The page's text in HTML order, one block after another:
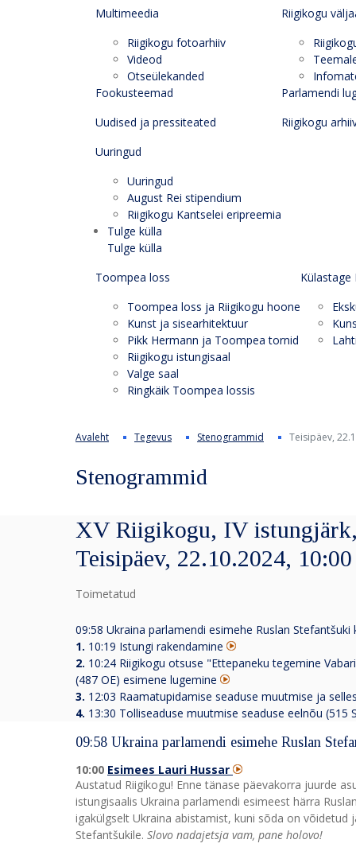
Multimeedia
Riigikogu fotoarhiiv
Videod
Otseülekanded
Fookusteemad
Uudised ja pressiteated
Uuringud
Uuringud
August Rei stipendium
Riigikogu Kantselei eripreemia
Riigikogu
Parlamendi
Riigikogu
Tulge külla
Tulge külla
Toompea loss
Toompea loss ja Riigikogu hoone
Kunst ja sisearhitektuur
Pikk Hermann ja Toompea tornid
Riigikogu istungisaal
Valge saal
Ringkäik Toompea lossis
Külastage
Avaleht Tegevus Stenogrammid Teisipäev,
Stenogrammid
XV Riigikogu, IV
Teisipäev, 22.10.2024, 10:00
Toimetatud
09:58 Ukraina parlamendi esimehe Ruslan Stefantšuki
1. 10:19 Istungi rakendamine
2. 10:24 Riigikogu otsuse "Ettepaneku tegemine
(487 OE) esimene lugemine
3. 12:03 Raamatupidamise seaduse muutmise ja
4. 13:30 Tolliseaduse muutmise seaduse eelnõu (515
09:58 Ukraina parlamendi esimehe Ruslan
10:00 Esimees Lauri Hussar
Austatud Riigikogu! Enne tänase päevakorra juurde
istungisaalis Ukraina parlamendi esimeest härra
igakülgselt Ukraina abistamist, kuni sõda on võidetud
Stefantšukile. Slovo nadajetsja vam, pane holovo!